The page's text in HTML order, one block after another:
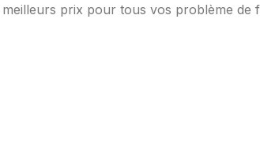
prix pour tous vos problème de